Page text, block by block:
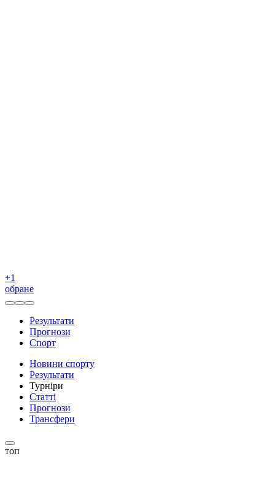
+1
обране
Результати
Прогнози
Спорт
Новини спорту
Результати
Турніри
Статті
Прогнози
Трансфери
топ